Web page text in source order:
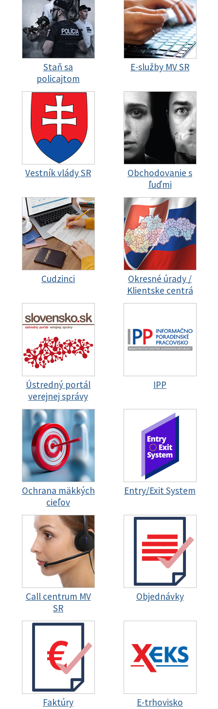
Staň sa
policajtom
E-služby MV SR
Vestník vlády SR
Obchodovanie s
ľuďmi
Cudzinci
Okresné úrady /
Klientske centrá
Ústredný portál
verejnej správy
IPP
Ochrana mäkkých
cieľov
Entry/Exit System
Call centrum MV
SR
Objednávky
Faktúry E-trhovisko